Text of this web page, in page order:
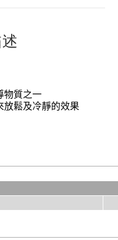
物質之一
放鬆及冷靜的效果